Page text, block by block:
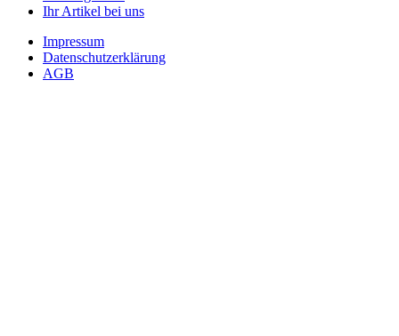
Ihr Artikel bei uns
Impressum
Datenschutzerklärung
AGB